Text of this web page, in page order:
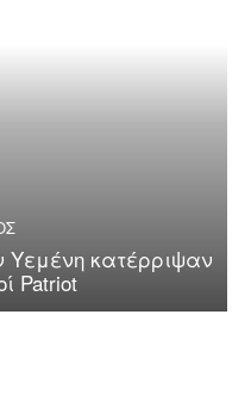
Υεμένη κατέρριψαν
Patriot